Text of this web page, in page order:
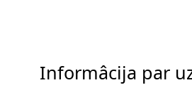
Informâcija par